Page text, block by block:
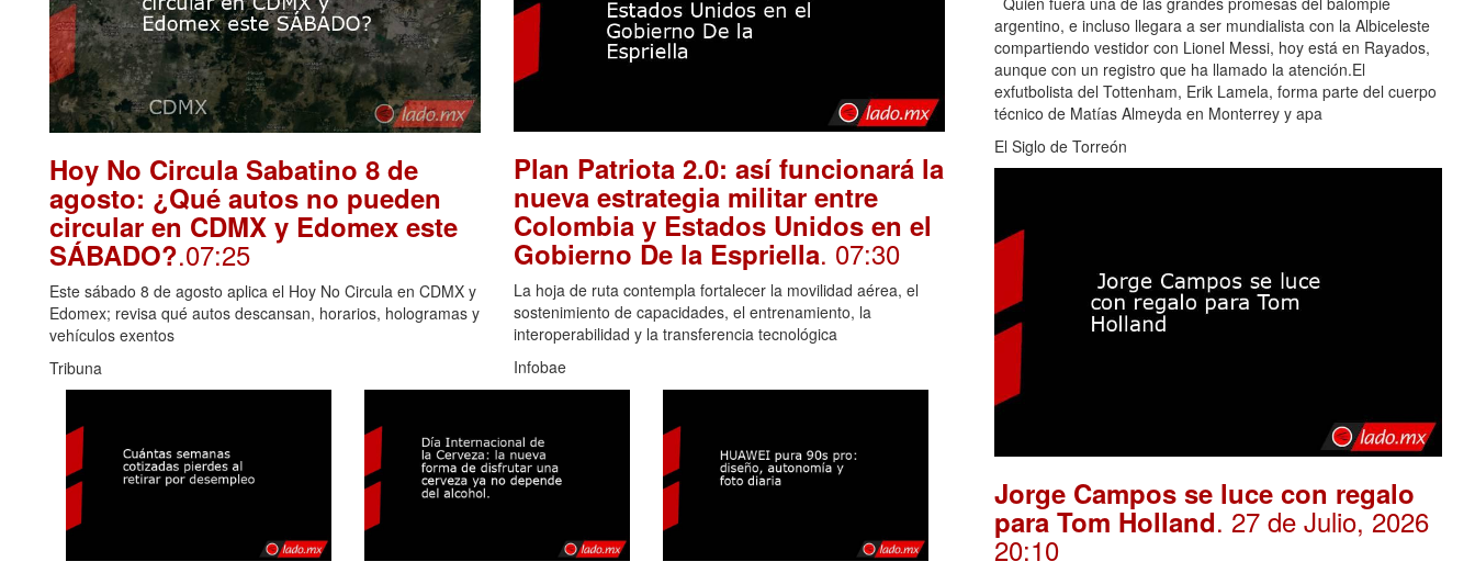
Hoy No Circula Sabatino 8 de
agosto: ¿Qué autos no pueden
circular en CDMX y Edomex este
SÁBADO?.07:25
Este sábado 8 de agosto aplica el Hoy No Circula en CDMX y
Edomex; revisa qué autos descansan, horarios, hologramas y
vehículos exentos
Tribuna
Plan Patriota 2.0: así funcionará la
nueva estrategia militar entre
Colombia y Estados Unidos en el
Gobierno De la Espriella. 07:30
La hoja de ruta contempla fortalecer la movilidad aérea, el
sostenimiento de capacidades, el entrenamiento, la
interoperabilidad y la transferencia tecnológica
Infobae
argentino, e incluso llegara a ser mundialista con la Albiceleste
compartiendo vestidor con Lionel Messi, hoy está en Rayados,
aunque con un registro que ha llamado la atención.El
exfutbolista del Tottenham, Erik Lamela, forma parte del cuerpo
técnico de Matías Almeyda en Monterrey y apa
El Siglo de Torreón
Jorge Campos se luce con regalo
para Tom Holland. 27 de Julio, 2026
20:10